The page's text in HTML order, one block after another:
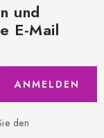
und
E-Mail
den
ANMELDEN